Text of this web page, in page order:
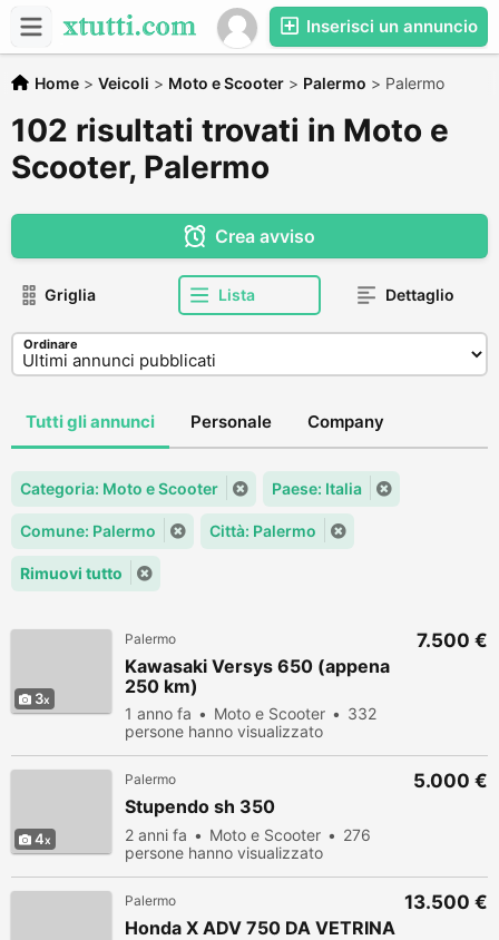
Inserisci un annuncio
Home > Veicoli > Moto e Scooter > Palermo > Palermo
102 risultati trovati in Moto e
Scooter, Palermo
Crea avviso
Griglia Lista Dettaglio
Ordinare
Tutti gli annunci Personale Company
Categoria: Moto e Scooter Paese: Italia
Comune: Palermo Città: Palermo
Rimuovi tutto
3
Palermo
Kawasaki Versys 650 (appena
250 km)
1 anno fa Moto e Scooter
332
persone hanno visualizzato
7.500 €
4
Palermo
Stupendo sh 350
2 anni fa Moto e Scooter
276
persone hanno visualizzato
5.000 €
Palermo
Honda X ADV 750 DA VETRINA
13.500 €